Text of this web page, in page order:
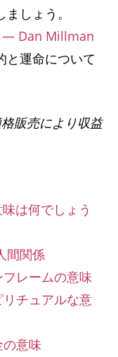
しょう。
— Dan Millman
と運命について
販売により収益
は何でしょう
間関係
レームの意味
チュアルな意
意味